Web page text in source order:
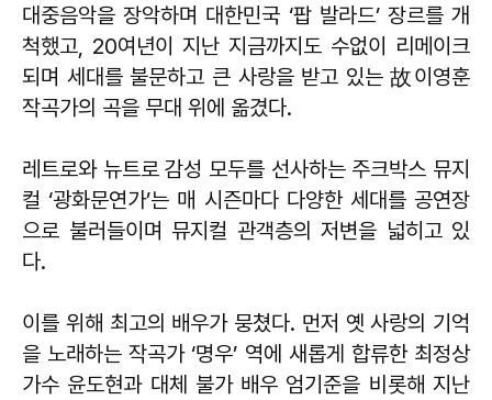
대중음악을 장악하며 대한민국 ‘팝 발라드’ 장르를 개
척했고, 20여년이 지난 지금까지도 수없이 리메이크
되며 세대를 불문하고 큰 사랑을 받고 있는 故이영훈
작곡가의 곡을 무대 위에 옮겼다.
레트로와 뉴트로 감성 모두를 선사하는 주크박스 뮤지
컬 ‘광화문연가’는 매 시즌마다 다양한 세대를 공연장
으로 불러들이며 뮤지컬 관객층의 저변을 넓히고 있
다.
이를 위해 최고의 배우가 뭉쳤다. 먼저 옛 사랑의 기억
을 노래하는 작곡가 ‘명우’ 역에 새롭게 합류한 최정상
가수 윤도현과 대체 불가 배우 엄기준을 비롯해 지난